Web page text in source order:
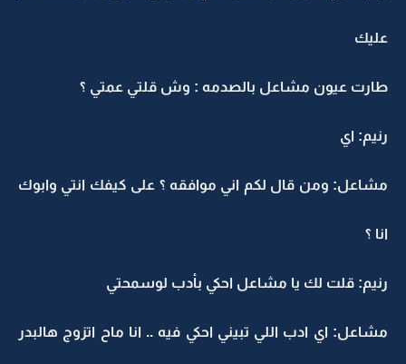
عليك
طارت عيون مشاعل بالصدمه : وش قلتي عمتي ؟
رنيم: اي
مشاعل: ومن قال لكم اني موافقه ؟ على كيفك انتي وابوك
انا ؟
رنيم: قلت لك يا مشاعل احكي بأدب لوسمحتي
مشاعل: اي ادب اللي تبيني احكي فيه .. انا ماح اتزوج هالبدر